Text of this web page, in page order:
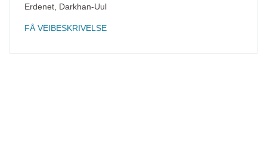
Erdenet Darkhan-Uul
FÅ VEIBESKRIVELSE